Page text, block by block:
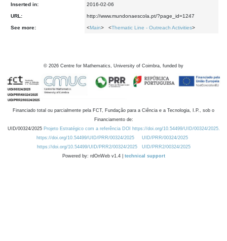
Inserted in: 2016-02-06
URL: http://www.mundonaescola.pt/?page_id=1247
See more: <Main> <Thematic Line - Outreach Activities>
© 2026 Centre for Mathematics, University of Coimbra, funded by
Financiado total ou parcialmente pela FCT, Fundação para a Ciência e a Tecnologia, I.P., sob o
Financiamento de:
UID/00324/2025 Projeto Estratégico com a referência DOI https://doi.org/10.54499/UID/00324/2025.
https://doi.org/10.54499/UID/PRR/00324/2025
UID/PRR/00324/2025
https://doi.org/10.54499/UID/PRR2/00324/2025
UID/PRR2/00324/2025
Powered by: rdOnWeb v1.4 | technical support